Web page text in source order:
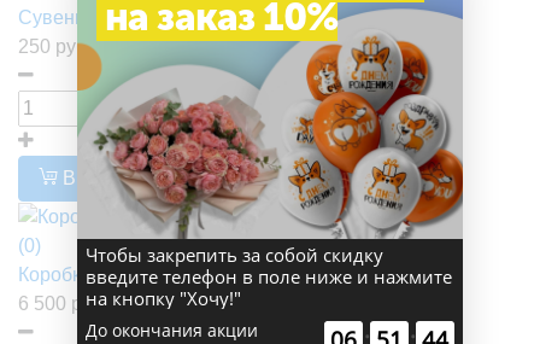
Сувенирные деньги
250 руб.
В корзину
(0)
Коробка сюрприз №49 "Роза в золоте"
6 500 руб.
на заказ 10%
Чтобы закрепить за собой скидку
введите телефон в поле ниже и нажмите
на кнопку "Хочу!"
До окончания акции